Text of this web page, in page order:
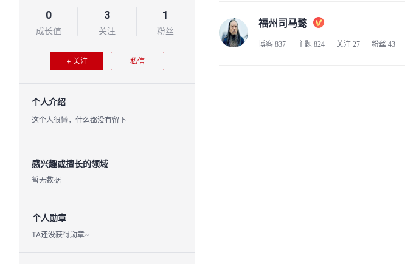
0
成长值
3
关注
1
粉丝
+ 关注 私信
个人介绍
这个人很懒，什么都没有留下
感兴趣或擅长的领域
暂无数据
个人勋章
TA还没获得勋章~
福州司马懿
博客 837 主题 824 关注 27 粉丝 43